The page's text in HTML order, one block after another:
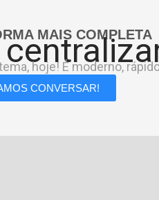
MAIS COMPLETA
hoje! É moderno,
CONVERSAR!